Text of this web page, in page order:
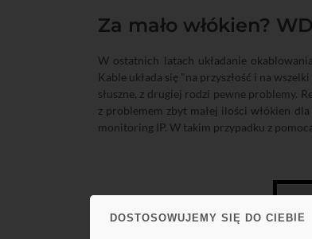
DOSTOSOWUJEMY SIĘ DO CIEBIE
Za mało włókien?
W ostatnich latach układanie
Kable układa się "na przyszłość i na
słuszne, z drugiej rodzi pewne problemy.
z problemem zbyt małej ilości włókien
monitoring IP. W takim przypadku z